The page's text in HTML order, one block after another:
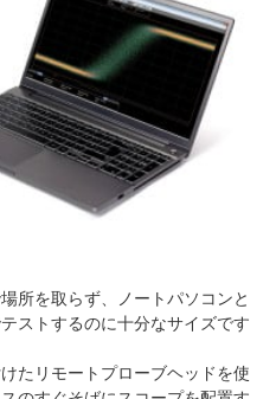
所を取らず、ノートパソコンと
ストするのに十分なサイズです
たリモートプローブヘッドを使